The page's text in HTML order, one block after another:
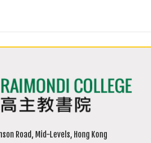
Road, Mid-Levels, Hong Kong